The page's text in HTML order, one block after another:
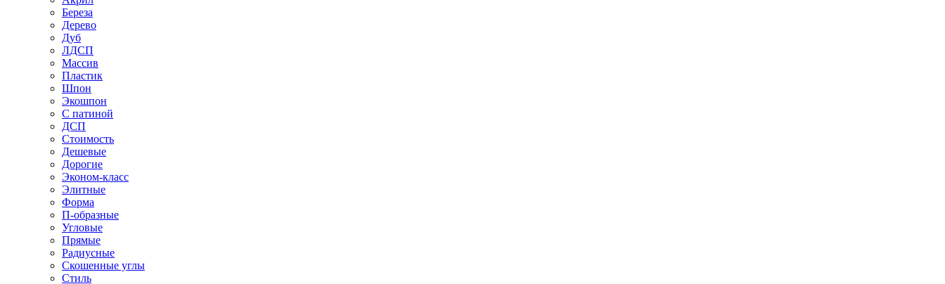
Береза
Дерево
Дуб
ЛДСП
Массив
Пластик
Шпон
Экошпон
С патиной
ДСП
Стоимость
Дешевые
Дорогие
Эконом-класс
Элитные
Форма
П-образные
Угловые
Прямые
Радиусные
Скошенные углы
Стиль